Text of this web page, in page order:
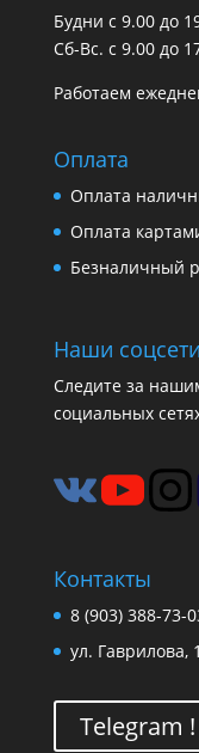
Будни с 9.00 до
Сб-Вс. с 9.00 до
Работаем
Оплата
Оплата
Оплата
Безналичный
Наши соцсети
Следите за
социальных
Контакты
8 (903) 388-73-
ул. Гаврилова,
Telegram !